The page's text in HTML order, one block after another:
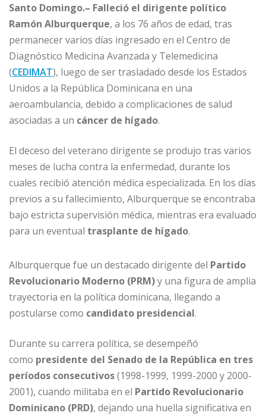
at
s
A
p
p
e
g
ra
m
c
e
b
o
o
k
ai
l
m
p
ar
ti
r
Santo Domingo.– Falleció el dirigente político
Ramón Alburquerque, a los 76 años de edad, tras
permanecer varios días ingresado en el Centro de
Diagnóstico Medicina Avanzada y Telemedicina
(CEDIMAT), luego de ser trasladado desde los Estados
Unidos a la República Dominicana en una
aeroambulancia, debido a complicaciones de salud
asociadas a un cáncer de hígado.
El deceso del veterano dirigente se produjo tras varios
meses de lucha contra la enfermedad, durante los
cuales recibió atención médica especializada. En los días
previos a su fallecimiento, Alburquerque se encontraba
bajo estricta supervisión médica, mientras era evaluado
para un eventual trasplante de hígado.
Alburquerque fue un destacado dirigente del Partido
Revolucionario Moderno (PRM)y una figura de amplia
trayectoria en la política dominicana, llegando a
postularse como candidato presidencial.
Durante su carrera política, se desempeñó
como presidente del Senado de la República en tres
períodos consecutivos(1998-1999, 1999-2000 y 2000-
2001), cuando militaba en el Partido Revolucionario
Dominicano (PRD), dejando una huella significativa en